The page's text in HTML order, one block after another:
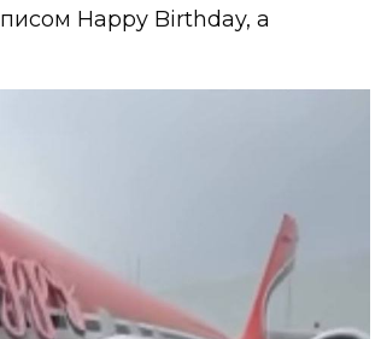
Happy Birthday, а